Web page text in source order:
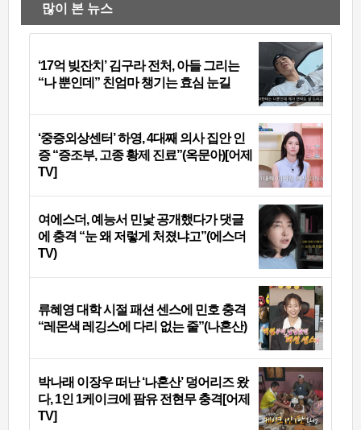
많이 본 뉴스
‘17억 빚잔치’ 김구라 전처, 아들 그리는
“나 뿐인데” 친엄마 챙기는 효심 눈길
‘중증외상센터’ 하영, 4대째 의사 집안 인
증 “증조부, 고종 황제 진료”(옥문아)[어제
TV]
여에스더, 예능서 민낯 공개했다가 댓글
에 충격 “눈 왜 저렇게 처졌냐고”(에스더
TV)
류혜영 대학 시절 패션 센스에 민호 충격
“레몬색 레깅스에 다리 없는 줄”(나혼산)
박나래 이장우 떠난 ‘나혼산’ 덩어리즈 왔
다, 1인 1케이크에 팜유 전현무 충격[어제
TV]